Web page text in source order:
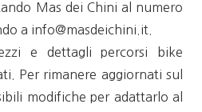
Mas dei Chini al numero
a info@masdeichini.it.
e dettagli percorsi bike
Per rimanere aggiornati sul
modifiche per adattarlo al